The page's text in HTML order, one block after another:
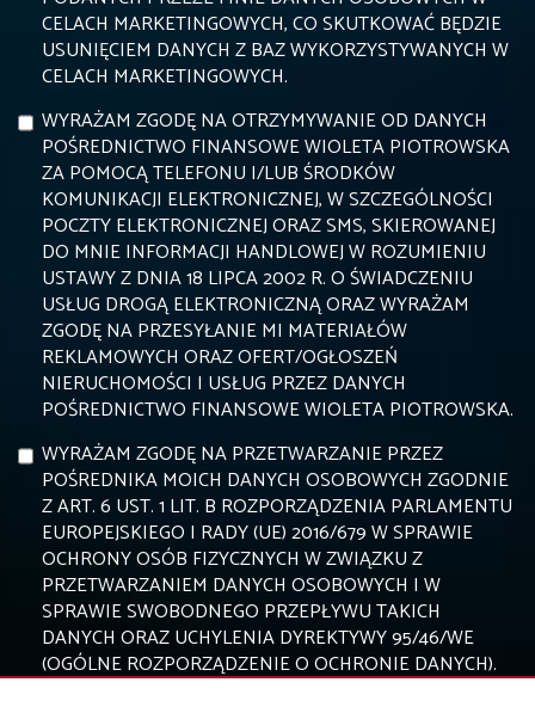
CELACH MARKETINGOWYCH, CO SKUTKOWAĆ BĘDZIE
USUNIĘCIEM DANYCH Z BAZ WYKORZYSTYWANYCH W
CELACH MARKETINGOWYCH.
WYRAŻAM ZGODĘ NA OTRZYMYWANIE OD DANYCH
POŚREDNICTWO FINANSOWE WIOLETA PIOTROWSKA
ZA POMOCĄ TELEFONU I/LUB ŚRODKÓW
KOMUNIKACJI ELEKTRONICZNEJ, W SZCZEGÓLNOŚCI
POCZTY ELEKTRONICZNEJ ORAZ SMS, SKIEROWANEJ
DO MNIE INFORMACJI HANDLOWEJ W ROZUMIENIU
USTAWY Z DNIA 18 LIPCA 2002 R. O ŚWIADCZENIU
USŁUG DROGĄ ELEKTRONICZNĄ ORAZ WYRAŻAM
ZGODĘ NA PRZESYŁANIE MI MATERIAŁÓW
REKLAMOWYCH ORAZ OFERT/OGŁOSZEŃ
NIERUCHOMOŚCI I USŁUG PRZEZ DANYCH
POŚREDNICTWO FINANSOWE WIOLETA PIOTROWSKA.
WYRAŻAM ZGODĘ NA PRZETWARZANIE PRZEZ
POŚREDNIKA MOICH DANYCH OSOBOWYCH ZGODNIE
Z ART. 6 UST. 1 LIT. B ROZPORZĄDZENIA PARLAMENTU
EUROPEJSKIEGO I RADY (UE) 2016/679 W SPRAWIE
OCHRONY OSÓB FIZYCZNYCH W ZWIĄZKU Z
PRZETWARZANIEM DANYCH OSOBOWYCH I W
SPRAWIE SWOBODNEGO PRZEPŁYWU TAKICH
DANYCH ORAZ UCHYLENIA DYREKTYWY 95/46/WE
(OGÓLNE ROZPORZĄDZENIE O OCHRONIE DANYCH).